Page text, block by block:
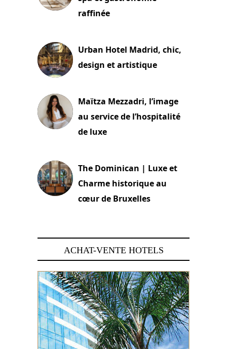
raffinée
Urban Hotel Madrid, chic,
design et artistique
Maïtza Mezzadri, l’image
au service de l’hospitalité
de luxe
The Dominican | Luxe et
Charme historique au
cœur de Bruxelles
ACHAT-VENTE HOTELS